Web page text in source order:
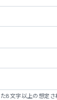
8文字以上の想定さ